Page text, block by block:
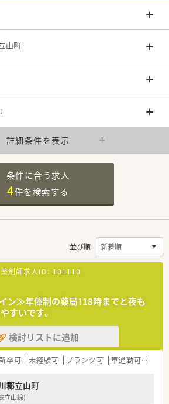
山町
詳細条件を表示
条件に合う求人
4件を検索する
並び順
薬剤師求人ID： 101110
ン≫年俸制の薬局！18時までと夜も
すいです。
検討リストに追加
卒可 未経験可 ブランク可 車通勤可
郡立山町
立山線)